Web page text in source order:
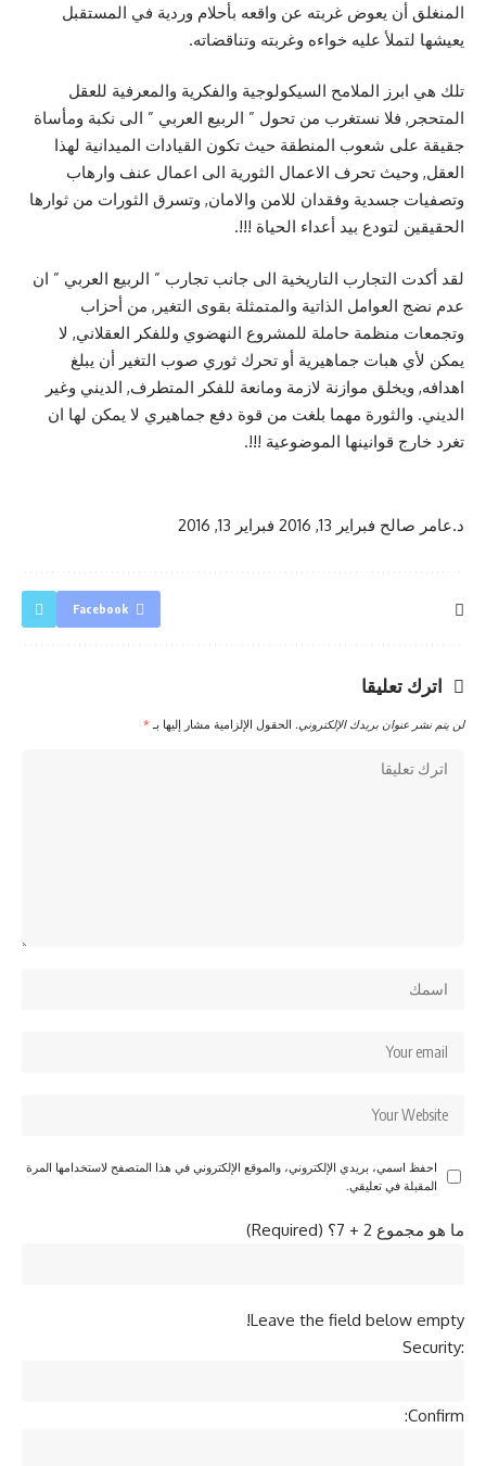
المنغلق أن يعوض غربته عن واقعه بأحلام وردية في المستقبل
يعيشها لتملأ عليه خواءه وغربته وتناقضاته.
تلك هي ابرز الملامح السيكولوجية والفكرية والمعرفية للعقل
المتحجر, فلا نستغرب من تحول ” الربيع العربي ” الى نكبة ومأساة
جقيقة على شعوب المنطقة حيث تكون القيادات الميدانية لهذا
العقل, وحيث تحرف الاعمال الثورية الى اعمال عنف وارهاب
وتصفيات جسدية وفقدان للامن والامان, وتسرق الثورات من ثوارها
الحقيقين لتودع بيد أعداء الحياة !!!.
لقد أكدت التجارب التاريخية الى جانب تجارب ” الربيع العربي ” ان
عدم نضج العوامل الذاتية والمتمثلة بقوى التغير, من أحزاب
وتجمعات منظمة حاملة للمشروع النهضوي وللفكر العقلاني, لا
يمكن لأي هبات جماهيرية أو تحرك ثوري صوب التغير أن يبلغ
اهدافه, ويخلق موازنة لازمة ومانعة للفكر المتطرف, الديني وغير
الديني. والثورة مهما بلغت من قوة دفع جماهيري لا يمكن لها ان
تغرد خارج قوانينها الموضوعية !!!.
د.عامر صالح فبراير 13, 2016 فبراير 13, 2016
Facebook
اترك تعليقا
لن يتم نشر عنوان بريدك الإلكتروني. الحقول الإلزامية مشار إليها بـ *
احفظ اسمي، بريدي الإلكتروني، والموقع الإلكتروني في هذا المتصفح لاستخدامها المرة
المقبلة في تعليقي.
ما هو مجموع 2 + 7؟ (Required)
Leave the field below empty!
Security:
Confirm: